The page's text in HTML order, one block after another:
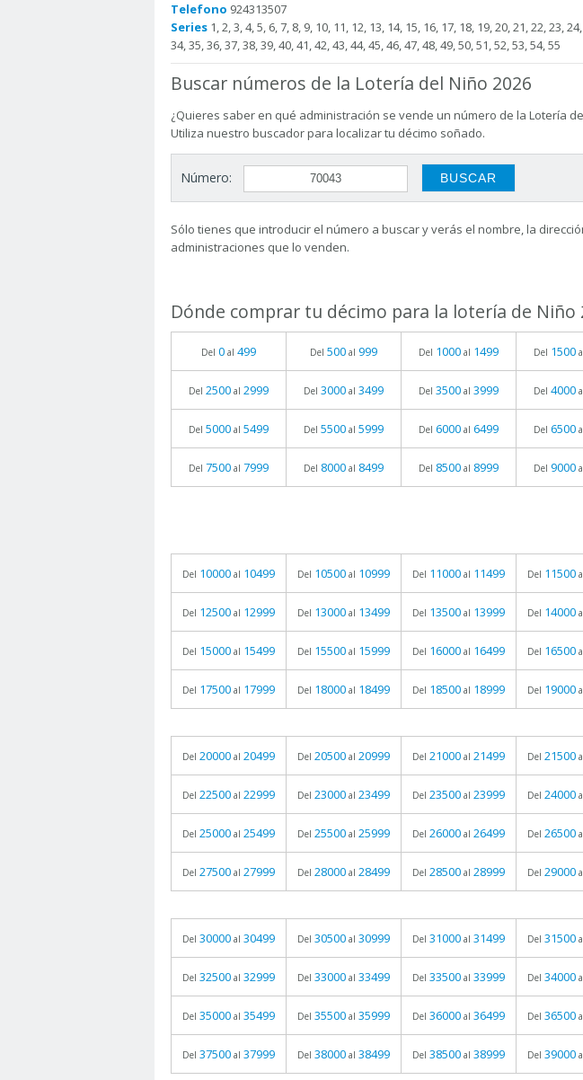
Telefono 924313507
Series 1, 2, 3, 4, 5, 6, 7, 8, 9, 10, 11, 12, 13, 14, 15, 16, 17, 18, 19, 20, 21, 22, 23,
34, 35, 36, 37, 38, 39, 40, 41, 42, 43, 44, 45, 46, 47, 48, 49, 50, 51, 52, 53, 54, 55
Buscar números de la Lotería del Niño 2026
¿Quieres saber en qué administración se vende un número de la Lotería
Utiliza nuestro buscador para localizar tu décimo soñado.
Número:
Sólo tienes que introducir el número a buscar y verás el nombre, la
administraciones que lo venden.
Dónde comprar tu décimo para la lotería de Niño
Del 0 al 499 Del 500 al 999 Del 1000 al 1499 Del 1500
Del 2500 al 2999 Del 3000 al 3499 Del 3500 al 3999 Del 4000
Del 5000 al 5499 Del 5500 al 5999 Del 6000 al 6499 Del 6500
Del 7500 al 7999 Del 8000 al 8499 Del 8500 al 8999 Del 9000
Del 10000 al 10499 Del 10500 al 10999 Del 11000 al 11499 Del 11500
Del 12500 al 12999 Del 13000 al 13499 Del 13500 al 13999 Del 14000
Del 15000 al 15499 Del 15500 al 15999 Del 16000 al 16499 Del 16500
Del 17500 al 17999 Del 18000 al 18499 Del 18500 al 18999 Del 19000
Del 20000 al 20499 Del 20500 al 20999 Del 21000 al 21499 Del 21500
Del 22500 al 22999 Del 23000 al 23499 Del 23500 al 23999 Del 24000
Del 25000 al 25499 Del 25500 al 25999 Del 26000 al 26499 Del 26500
Del 27500 al 27999 Del 28000 al 28499 Del 28500 al 28999 Del 29000
Del 30000 al 30499 Del 30500 al 30999 Del 31000 al 31499 Del 31500
Del 32500 al 32999 Del 33000 al 33499 Del 33500 al 33999 Del 34000
Del 35000 al 35499 Del 35500 al 35999 Del 36000 al 36499 Del 36500
Del 37500 al 37999 Del 38000 al 38499 Del 38500 al 38999 Del 39000